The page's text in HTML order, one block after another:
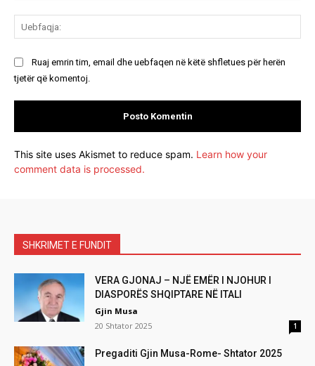
Ruaj emrin tim, email dhe uebfaqen në këtë shfletues për herën
tjetër që komentoj.
This site uses Akismet to reduce spam. Learn how your
comment data is processed.
SHKRIMET E FUNDIT
VERA GJONAJ – NJË EMËR I NJOHUR I
DIASPORËS SHQIPTARE NË ITALI
Gjin Musa
20 Shtator 2025
1
Pregaditi Gjin Musa-Rome- Shtator 2025